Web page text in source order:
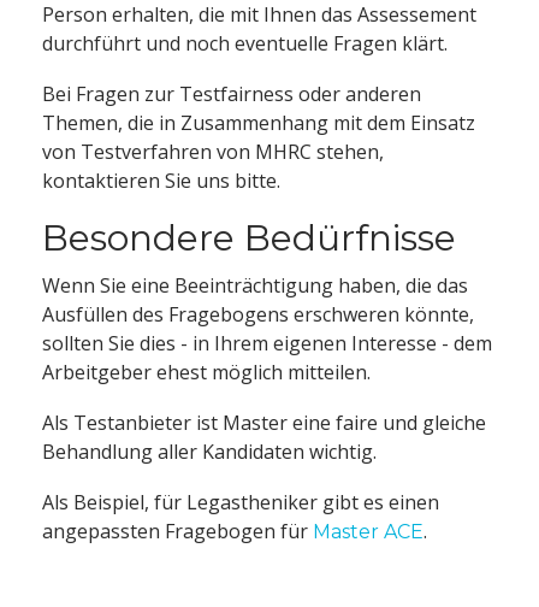
Person erhalten, die mit Ihnen das Assessement
durchführt und noch eventuelle Fragen klärt.
Bei Fragen zur Testfairness oder anderen
Themen, die in Zusammenhang mit dem Einsatz
von Testverfahren von MHRC stehen,
kontaktieren Sie uns bitte.
Besondere Bedürfnisse
Wenn Sie eine Beeinträchtigung haben, die das
Ausfüllen des Fragebogens erschweren könnte,
sollten Sie dies - in Ihrem eigenen Interesse - dem
Arbeitgeber ehest möglich mitteilen.
Als Testanbieter ist Master eine faire und gleiche
Behandlung aller Kandidaten wichtig.
Als Beispiel, für Legastheniker gibt es einen
angepassten Fragebogen für Master ACE.